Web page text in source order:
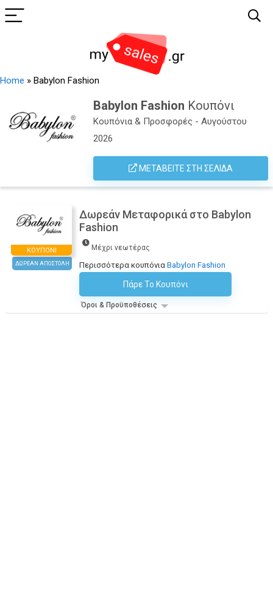
Home » Babylon Fashion
Babylon Fashion Κουπόνι
Κουπόνια & Προσφορές - Αυγούστου
2026
ΜΕΤΑΒΕΊΤΕ ΣΤΗ ΣΕΛΊΔΑ
ΚΟΥΠΌΝΙ
ΔΩΡΕΑΝ ΑΠΟΣΤΟΛΗ
Δωρεάν Μεταφορικά στο Babylon
Fashion
Μέχρι νεωτέρας
Περισσότερα κουπόνια Babylon Fashion
Πάρε Το Κουπόνι
Όροι & Προϋποθέσεις